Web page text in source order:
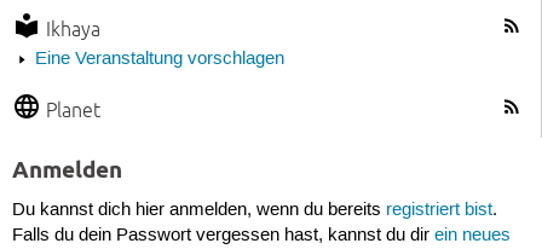
Ikhaya
Eine Veranstaltung vorschlagen
Planet
Anmelden
Du kannst dich hier anmelden, wenn du bereits registriert bist.
Falls du dein Passwort vergessen hast, kannst du dir ein neues